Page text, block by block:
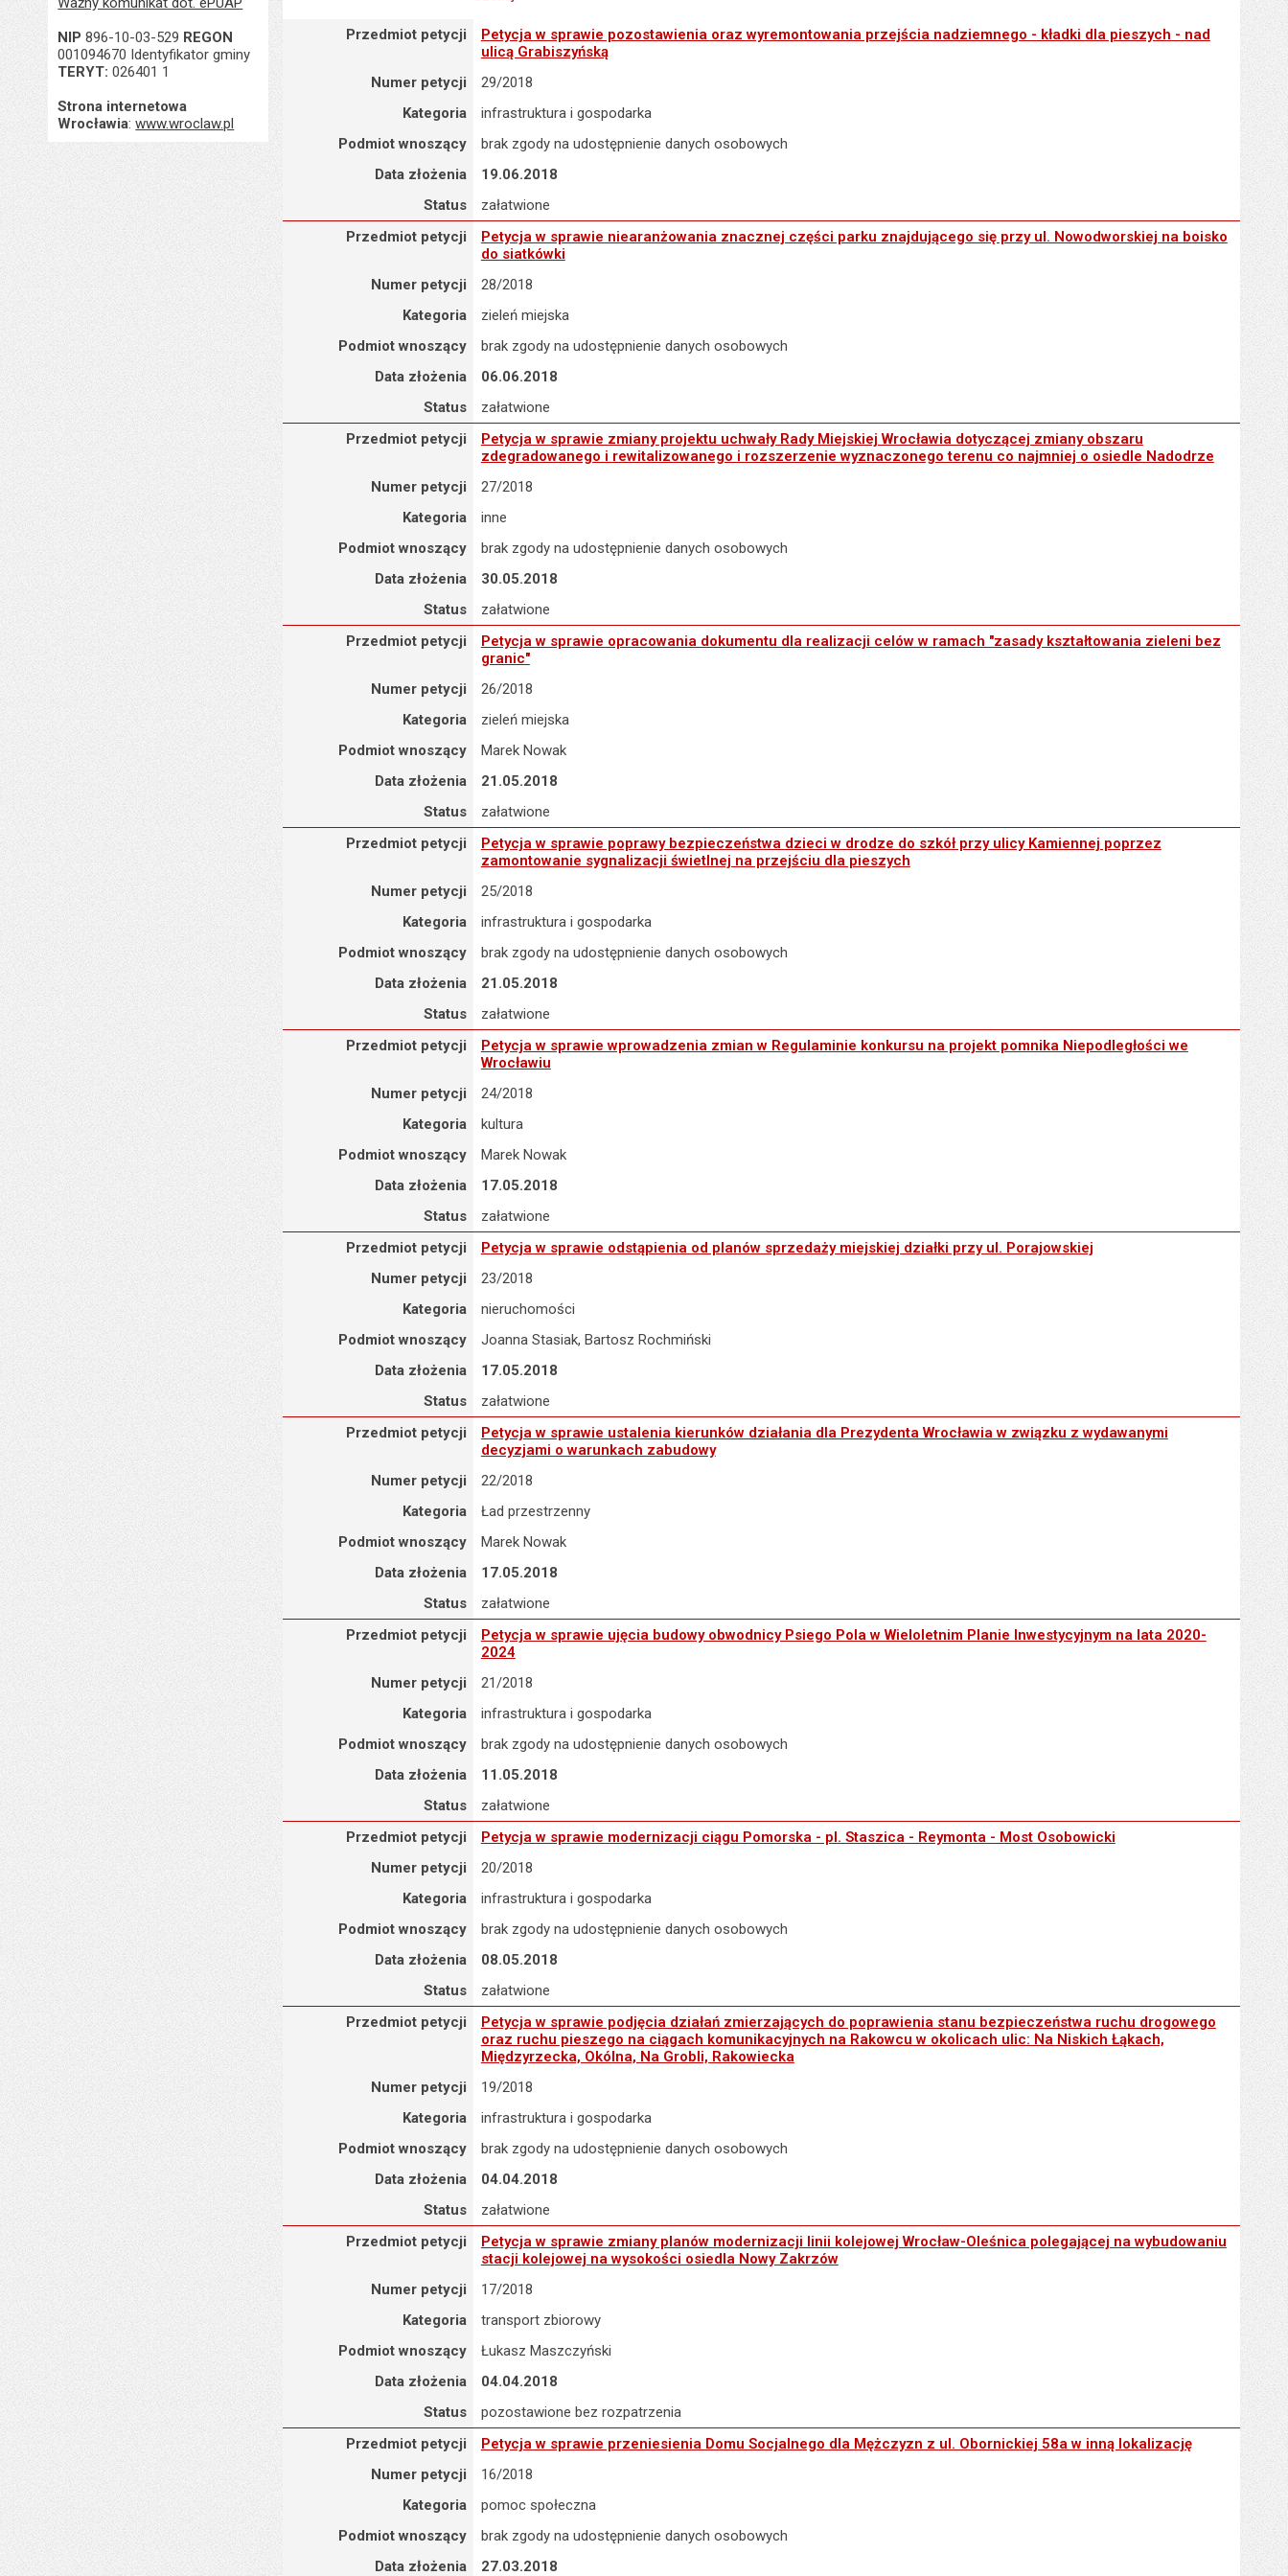
NIP 896-10-03-529 REGON
001094670 Identyfikator gminy
TERYT: 026401 1
Strona internetowa
Wrocławia:www.wroclaw.pl
Przedmiot petycji : Petycja w sprawie pozostawienia oraz wyremontowania przejścia nadziemnego - kładki dla pieszych - nad ulicą Grabiszyńską
Przedmiot petycji
Petycja w sprawie pozostawienia oraz wyremontowania przejścia nadziemnego - kładki dla pieszych - nad
ulicą Grabiszyńską
Numer petycji
29/2018
Kategoria
infrastruktura i gospodarka
Podmiot wnoszący
brak zgody na udostępnienie danych osobowych
Data złożenia
19.06.2018
Status
załatwione
Przedmiot petycji : Petycja w sprawie niearanżowania znacznej części parku znajdującego się przy ul. Nowodworskiej na boisko do siatkówki
Przedmiot petycji
Petycja w sprawie niearanżowania znacznej części parku znajdującego się przy ul. Nowodworskiej na boisko
do siatkówki
Numer petycji
28/2018
Kategoria
zieleń miejska
Podmiot wnoszący
brak zgody na udostępnienie danych osobowych
Data złożenia
06.06.2018
Status
załatwione
Przedmiot petycji : Petycja w sprawie zmiany projektu uchwały Rady Miejskiej Wrocławia dotyczącej zmiany obszaru zdegradowanego i rewitalizowanego i
Przedmiot petycji
Petycja w sprawie zmiany projektu uchwały Rady Miejskiej Wrocławia dotyczącej zmiany obszaru
zdegradowanego i rewitalizowanego i rozszerzenie wyznaczonego terenu co najmniej o osiedle Nadodrze
Numer petycji
27/2018
Kategoria
inne
Podmiot wnoszący
brak zgody na udostępnienie danych osobowych
Data złożenia
30.05.2018
Status
załatwione
Przedmiot petycji : Petycja w sprawie opracowania dokumentu dla realizacji celów w ramach "zasady kształtowania zieleni bez granic"
Przedmiot petycji
Petycja w sprawie opracowania dokumentu dla realizacji celów w ramach "zasady kształtowania zieleni bez
granic"
Numer petycji
26/2018
Kategoria
zieleń miejska
Podmiot wnoszący
Marek Nowak
Data złożenia
21.05.2018
Status
załatwione
Przedmiot petycji : Petycja w sprawie poprawy bezpieczeństwa dzieci w drodze do szkół przy ulicy Kamiennej poprzez zamontowanie sygnalizacji świetlnej na
Przedmiot petycji
Petycja w sprawie poprawy bezpieczeństwa dzieci w drodze do szkół przy ulicy Kamiennej poprzez
zamontowanie sygnalizacji świetlnej na przejściu dla pieszych
Numer petycji
25/2018
Kategoria
infrastruktura i gospodarka
Podmiot wnoszący
brak zgody na udostępnienie danych osobowych
Data złożenia
21.05.2018
Status
załatwione
Przedmiot petycji : Petycja w sprawie wprowadzenia zmian w Regulaminie konkursu na projekt pomnika Niepodległości we Wrocławiu
Przedmiot petycji
Petycja w sprawie wprowadzenia zmian w Regulaminie konkursu na projekt pomnika Niepodległości we
Wrocławiu
Numer petycji
24/2018
Kategoria
kultura
Podmiot wnoszący
Marek Nowak
Data złożenia
17.05.2018
Status
załatwione
Przedmiot petycji : Petycja w sprawie odstąpienia od planów sprzedaży miejskiej działki przy ul. Porajowskiej
Przedmiot petycji
Petycja w sprawie odstąpienia od planów sprzedaży miejskiej działki przy ul. Porajowskiej
Numer petycji
23/2018
Kategoria
nieruchomości
Podmiot wnoszący
Joanna Stasiak, Bartosz Rochmiński
Data złożenia
17.05.2018
Status
załatwione
Przedmiot petycji : Petycja w sprawie ustalenia kierunków działania dla Prezydenta Wrocławia w związku z wydawanymi decyzjami o warunkach zabudowy
Przedmiot petycji
Petycja w sprawie ustalenia kierunków działania dla Prezydenta Wrocławia w związku z wydawanymi
decyzjami o warunkach zabudowy
Numer petycji
22/2018
Kategoria
Ład przestrzenny
Podmiot wnoszący
Marek Nowak
Data złożenia
17.05.2018
Status
załatwione
Przedmiot petycji : Petycja w sprawie ujęcia budowy obwodnicy Psiego Pola w Wieloletnim Planie Inwestycyjnym na lata 2020-2024
Przedmiot petycji
Petycja w sprawie ujęcia budowy obwodnicy Psiego Pola w Wieloletnim Planie Inwestycyjnym na lata 2020-
2024
Numer petycji
21/2018
Kategoria
infrastruktura i gospodarka
Podmiot wnoszący
brak zgody na udostępnienie danych osobowych
Data złożenia
11.05.2018
Status
załatwione
Przedmiot petycji : Petycja w sprawie modernizacji ciągu Pomorska - pl. Staszica - Reymonta - Most Osobowicki
Przedmiot petycji
Petycja w sprawie modernizacji ciągu Pomorska - pl. Staszica - Reymonta - Most Osobowicki
Numer petycji
20/2018
Kategoria
infrastruktura i gospodarka
Podmiot wnoszący
brak zgody na udostępnienie danych osobowych
Data złożenia
08.05.2018
Status
załatwione
Przedmiot petycji : Petycja w sprawie podjęcia działań zmierzających do poprawienia stanu bezpieczeństwa ruchu drogowego oraz ruchu pieszego na
Przedmiot petycji
Petycja w sprawie podjęcia działań zmierzających do poprawienia stanu bezpieczeństwa ruchu drogowego
oraz ruchu pieszego na ciągach komunikacyjnych na Rakowcu w okolicach ulic: Na Niskich Łąkach,
Międzyrzecka, Okólna, Na Grobli, Rakowiecka
Numer petycji
19/2018
Kategoria
infrastruktura i gospodarka
Podmiot wnoszący
brak zgody na udostępnienie danych osobowych
Data złożenia
04.04.2018
Status
załatwione
Przedmiot petycji : Petycja w sprawie zmiany planów modernizacji linii kolejowej Wrocław-Oleśnica polegającej na wybudowaniu stacji kolejowej na wysokości
Przedmiot petycji
Petycja w sprawie zmiany planów modernizacji linii kolejowej Wrocław-Oleśnica polegającej na wybudowaniu
stacji kolejowej na wysokości osiedla Nowy Zakrzów
Numer petycji
17/2018
Kategoria
transport zbiorowy
Podmiot wnoszący
Łukasz Maszczyński
Data złożenia
04.04.2018
Status
pozostawione bez rozpatrzenia
Przedmiot petycji : Petycja w sprawie przeniesienia Domu Socjalnego dla Mężczyzn z ul. Obornickiej 58a w inną lokalizację
Przedmiot petycji
Petycja w sprawie przeniesienia Domu Socjalnego dla Mężczyzn z ul. Obornickiej 58a w inną lokalizację
Numer petycji
16/2018
Kategoria
pomoc społeczna
Podmiot wnoszący
brak zgody na udostępnienie danych osobowych
Data złożenia
27.03.2018